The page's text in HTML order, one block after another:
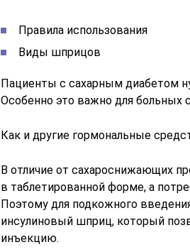
Правила использования
Виды шприцов
Пациенты с сахарным диабетом
Особенно это важно для больных
Как и другие гормональные
В отличие от сахароснижающих
в таблетированной форме, а
Поэтому для подкожного
инсулиновый шприц, который
инъекцию.